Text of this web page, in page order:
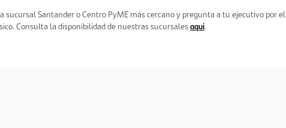
sucursal Santander o Centro PyME más cercano y pregunta a tu ejecutivo por el
Consulta la disponibilidad de nuestras sucursalesaquí.